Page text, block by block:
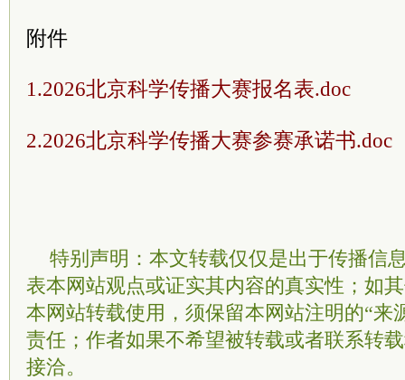
附件
1.2026北京科学传播大赛报名表.doc
2.2026北京科学传播大赛参赛承诺书.doc
特别声明：本文转载仅仅是出于传播信
表本网站观点或证实其内容的真实性；如
本网站转载使用，须保留本网站注明的“来
责任；作者如果不希望被转载或者联系转
接洽。